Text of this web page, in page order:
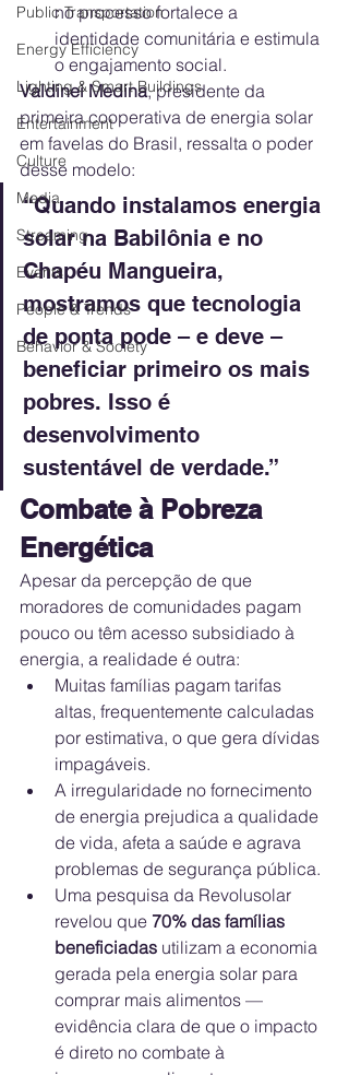
Public Transportation
Energy Efficiency
Lighting & Smart Buildings
Entertainment
Culture
Media
Streaming
Events
People & Trends
Behavior & Society
no processo fortalece a
identidade comunitária e estimula
o engajamento social.
Valdinei Medina, presidente da
primeira cooperativa de energia solar
em favelas do Brasil, ressalta o poder
desse modelo:
“Quando instalamos energia
solar na Babilônia e no
Chapéu Mangueira,
mostramos que tecnologia
de ponta pode – e deve –
beneficiar primeiro os mais
pobres. Isso é
desenvolvimento
sustentável de verdade.”
Combate à Pobreza
Energética
Apesar da percepção de que
moradores de comunidades pagam
pouco ou têm acesso subsidiado à
energia, a realidade é outra:
Muitas famílias pagam tarifas
altas, frequentemente calculadas
por estimativa, o que gera dívidas
impagáveis.
A irregularidade no fornecimento
de energia prejudica a qualidade
de vida, afeta a saúde e agrava
problemas de segurança pública.
Uma pesquisa da Revolusolar
revelou que 70% das famílias
beneficiadas utilizam a economia
gerada pela energia solar para
comprar mais alimentos —
evidência clara de que o impacto
é direto no combate à